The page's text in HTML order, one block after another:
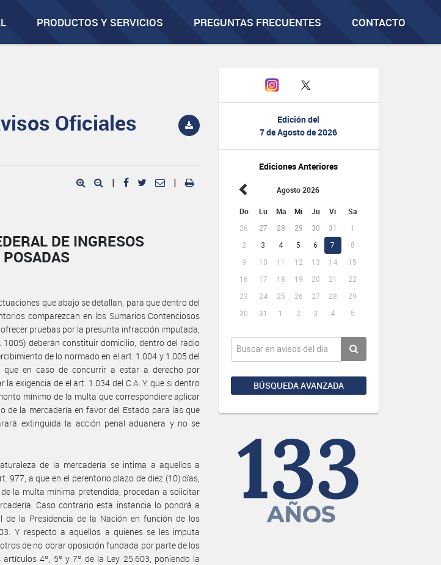
PRODUCTOS Y SERVICIOS PREGUNTAS FRECUENTES CONTACTO
Edición del
7 de Agosto de 2026
Ediciones Anteriores
Agosto 2026
Do Lu Ma Mi Ju Vi Sa
26 27 28 29 30 31
1
2
3 4 5 6 7
8
9
10 11 12 13 14
15
16
17 18 19 20 21
22
23
24 25 26 27 28
29
30
31 1 2 3 4 5
BÚSQUEDA AVANZADA
Oficiales
| |
DE INGRESOS
que abajo se detallan, para que dentro del
comparezcan en los Sumarios Contenciosos
pruebas por la presunta infracción imputada,
deberán constituir domicilio, dentro del radio
de lo normado en el art. 1.004 y 1.005 del
que en caso de concurrir a estar a derecho por
exigencia de el art. 1.034 del C.A. Y que si dentro
mínimo de la multa que correspondiere aplicar
de la mercadería en favor del Estado para las que
extinguida la acción penal aduanera y no se
de la mercadería se intima a aquellos a
977, a que en el perentorio plazo de diez (10) días,
la multa mínima pretendida, procedan a solicitar
Caso contrario esta instancia lo pondrá a
de la Presidencia de la Nación en función de los
Y respecto a aquellos a quienes se les imputa
de no obrar oposición fundada por parte de los
4º, 5º y 7º de la Ley 25.603, poniendo la